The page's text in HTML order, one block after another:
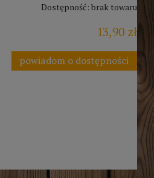
Dostępność: brak towaru
13,90 zł
powiadom o dostępności